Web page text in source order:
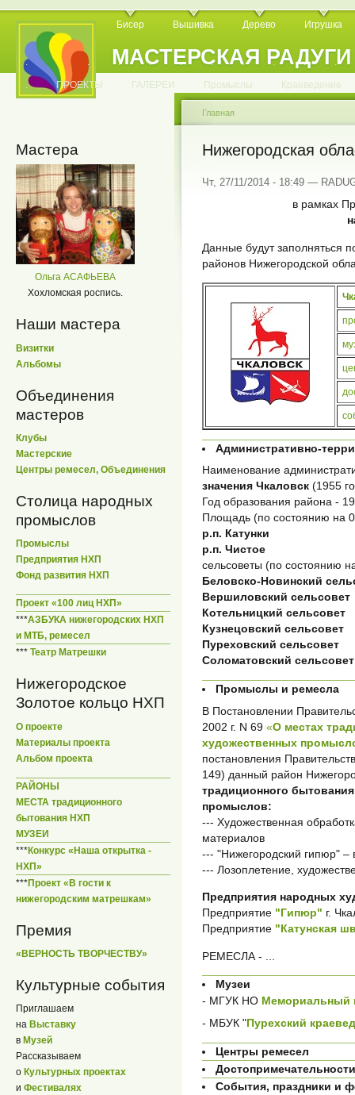
МАСТЕРСКАЯ РАДУГИ
Бисер Вышивка Дерево Игрушка
. . . . . . . . . . .
. ПРОЕКТЫ ГАЛЕРЕИ Промыслы Краеведение
Мастера
Ольга АСАФЬЕВА
Хохломская роспись.
Наши мастера
Визитки
Альбомы
Объединения
мастеров
Клубы
Мастерские
Центры ремесел, Объединения
Столица народных
промыслов
Промыслы
Предприятия НХП
Фонд развития НХП
Проект «100 лиц НХП»
***АЗБУКА нижегородских НХП
и МТБ, ремесел
*** Театр Матрешки
Нижегородское
Золотое кольцо НХП
О проекте
Материалы проекта
Альбом проекта
РАЙОНЫ
МЕСТА традиционного
бытования НХП
МУЗЕИ
***Конкурс «Наша открытка -
НХП»
***Проект «В гости к
нижегородским матрешкам»
Премия
«ВЕРНОСТЬ ТВОРЧЕСТВУ»
Культурные события
Приглашаем
на Выставку
в Музей
Рассказываем
о Культурных проектах
и Фестивалях
Главная
Нижегородская
Чт, 27/11/2014 - 18:49 —
в рамках
Данные будут заполняться
районов Нижегородской
Административно-
Наименование
значения Чкаловск (1955
Год образования района -
Площадь (по состоянию на
р.п. Катунки
р.п. Чистое
сельсоветы (по состоянию
Беловско-Новинский
Вершиловский сельсовет
Котельницкий сельсовет
Кузнецовский сельсовет
Пуреховский сельсовет
Соломатовский сельсовет
Промыслы и ремесла
В Постановлении
2002 г. N 69 «О местах
художественных
постановления
149) данный район
традиционного
промыслов:
--- Художественная
материалов
--- "Нижегородский гипюр" –
--- Лозоплетение,
Предприятия народных
Предприятие "Гипюр" г.
Предприятие "Катунская
РЕМЕСЛА - ...
Музеи
- МГУК НО Мемориальный
- МБУК "Пурехский
Центры ремесел
Достопримечательности
События, праздники и